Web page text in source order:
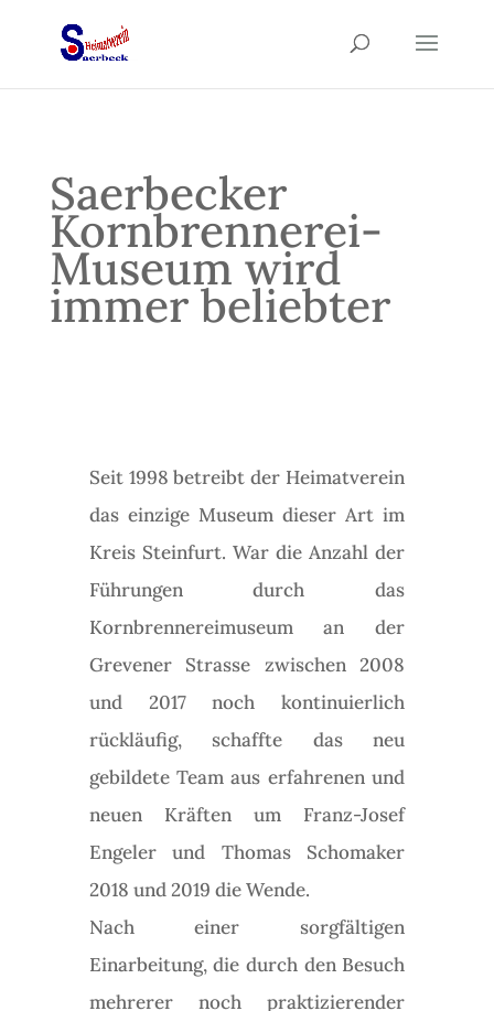
Saerbecker
Kornbrennerei-
Museum wird
immer beliebter
Seit 1998 betreibt der Heimatverein
das einzige Museum dieser Art im
Kreis Steinfurt. War die Anzahl der
Führungen durch das
Kornbrennereimuseum an der
Grevener Strasse zwischen 2008
und 2017 noch kontinuierlich
rückläufig, schaffte das neu
gebildete Team aus erfahrenen und
neuen Kräften um Franz-Josef
Engeler und Thomas Schomaker
2018 und 2019 die Wende.
Nach einer sorgfältigen
Einarbeitung, die durch den Besuch
mehrerer noch praktizierender